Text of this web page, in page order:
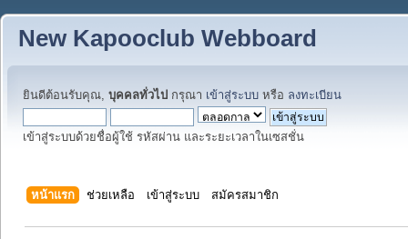
New Kapooclub Webboard
ยินดีต้อนรับคุณ, บุคคลทั่วไป กรุณา เข้าสู่ระบบ หรือ ลงทะเบียน
เข้าสู่ระบบด้วยชื่อผู้ใช้ รหัสผ่าน และระยะเวลาในเซสชั่น
หน้าแรก ช่วยเหลือ เข้าสู่ระบบ สมัครสมาชิก